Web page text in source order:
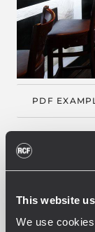
This website
We use
PDF